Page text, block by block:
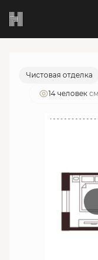
1-комнатный
Ипотека
Чистовая отделка
14 человек